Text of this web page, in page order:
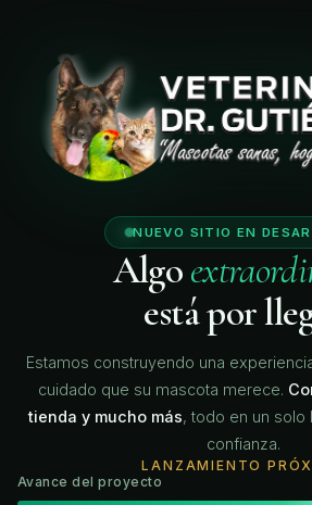
NUEVO SITIO EN
Algo
está por
Estamos construyendo una
cuidado que su mascota merece.
tienda y mucho más, todo en un solo
confianza.
LANZAMIENTO
Avance del proyecto